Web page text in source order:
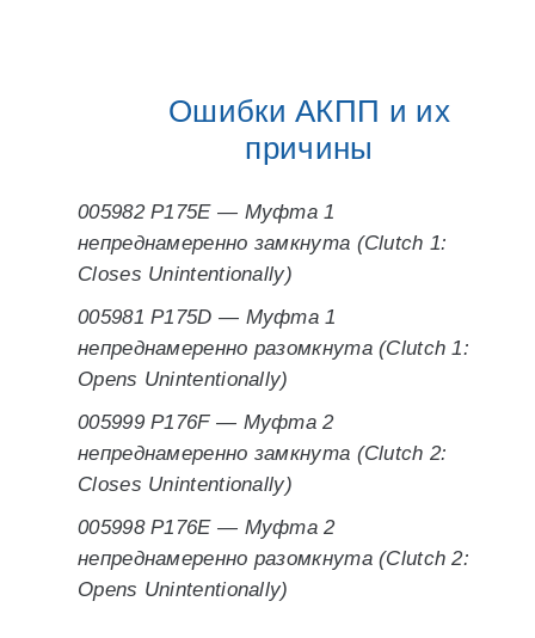
Ошибки АКПП и их
причины
005982 P175E — Муфта 1
непреднамеренно замкнута (Clutch 1:
Closes Unintentionally)
005981 P175D — Муфта 1
непреднамеренно разомкнута (Clutch 1:
Opens Unintentionally)
005999 P176F — Муфта 2
непреднамеренно замкнута (Clutch 2:
Closes Unintentionally)
005998 P176E — Муфта 2
непреднамеренно разомкнута (Clutch 2:
Opens Unintentionally)